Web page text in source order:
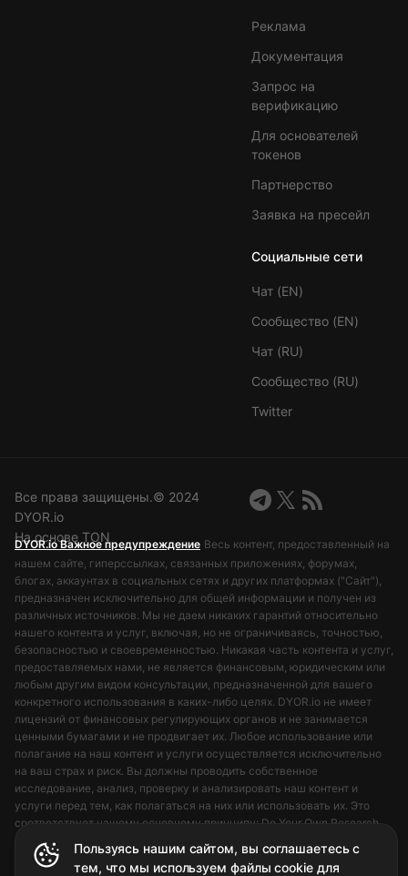
Пользуясь нашим сайтом, вы соглашаетесь с
тем, что мы используем файлы cookie для
Реклама
Документация
Запрос на
верификацию
Для основателей
токенов
Партнерство
Заявка на пресейл
Социальные сети
Чат (EN)
Сообщество (EN)
Чат (RU)
Сообщество (RU)
Twitter
Все права защищены.©️ 2024
DYOR.io
На основе TON
DYOR.io Важное предупреждение Весь контент, предоставленный на
нашем сайте, гиперссылках, связанных приложениях, форумах,
блогах, аккаунтах в социальных сетях и других платформах ("Сайт"),
предназначен исключительно для общей информации и получен из
различных источников. Мы не даем никаких гарантий относительно
нашего контента и услуг, включая, но не ограничиваясь, точностью,
безопасностью и своевременностью. Никакая часть контента и услуг,
предоставляемых нами, не является финансовым, юридическим или
любым другим видом консультации, предназначенной для вашего
конкретного использования в каких-либо целях. DYOR.io не имеет
лицензий от финансовых регулирующих органов и не занимается
ценными бумагами и не продвигает их. Любое использование или
полагание на наш контент и услуги осуществляется исключительно
на ваш страх и риск. Вы должны проводить собственное
исследование, анализ, проверку и анализировать наш контент и
услуги перед тем, как полагаться на них или использовать их. Это
соответствует нашему основному принципу: Do Your Own Research
(DYOR).